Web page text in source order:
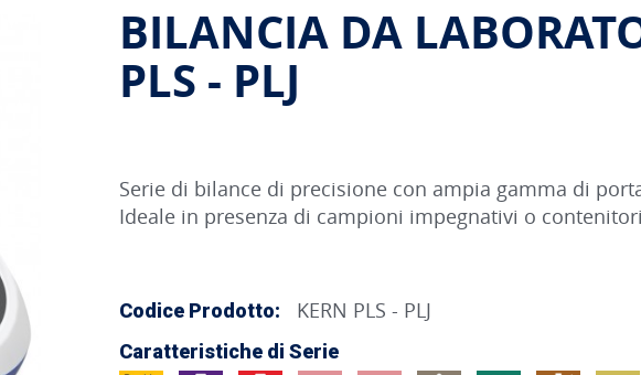
BILANCIA DA
PLS - PLJ
Serie di bilance di precisione con ampia gamma di
Ideale in presenza di campioni impegnativi o
Codice Prodotto: KERN PLS - PLJ
Caratteristiche di Serie